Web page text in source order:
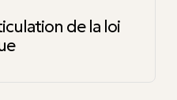
de la loi